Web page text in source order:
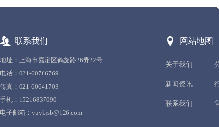
联系我们
地址：上海市嘉定区鹤旋路26弄22号
电话：021-60766769
传真：021-60641703
手机：15216837090
电子邮箱： yuykjsb@126.com
网站地图
关于我们
新闻资讯
联系我们